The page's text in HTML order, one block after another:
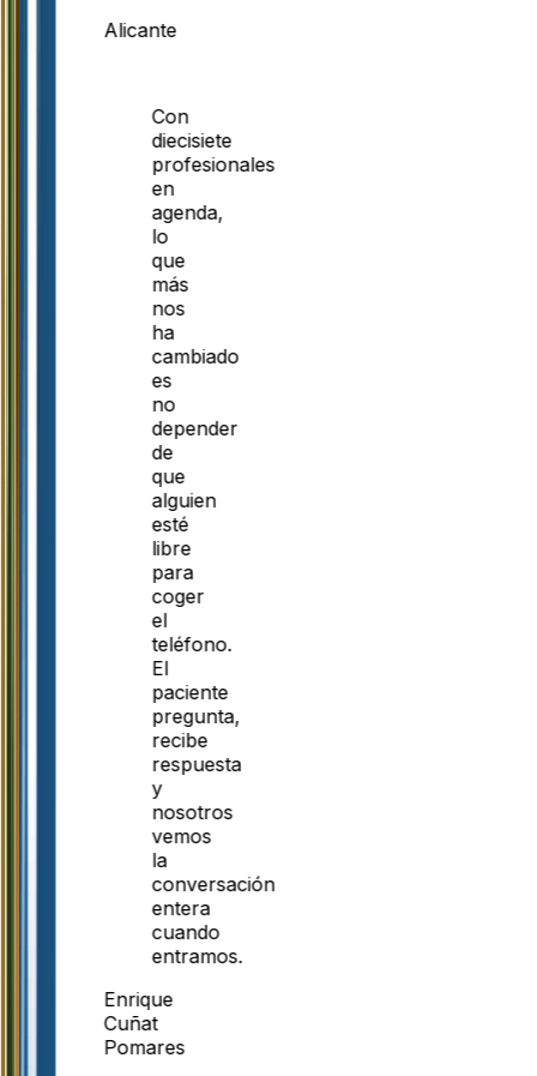
Alicante
Con
diecisiete
profesionales
en
agenda,
lo
que
más
nos
ha
cambiado
es
no
depender
de
que
alguien
esté
libre
para
coger
el
teléfono.
El
paciente
pregunta,
recibe
respuesta
y
nosotros
vemos
la
conversación
entera
cuando
entramos.
Enrique
Cuñat
Pomares